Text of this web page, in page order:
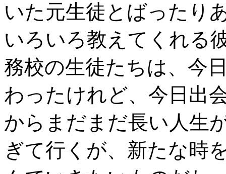
いた元生徒とばったり
いろいろ教えてくれる
務校の生徒たちは、今
わったけれど、今日出
からまだまだ長い人生
ぎて行くが、新たな時